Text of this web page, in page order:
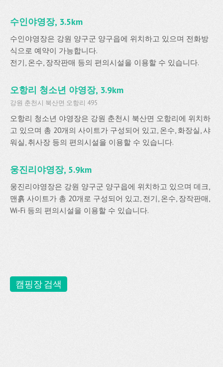
수인야영장, 3.5km
수인야영장은 강원 양구군 양구읍에 위치하고 있으며 전화방
식으로 예약이 가능합니다.
전기, 온수, 장작판매 등의 편의시설을 이용할 수 있습니다.
오항리 청소년 야영장, 3.9km
강원 춘천시 북산면 오항리 495
오항리 청소년 야영장은 강원 춘천시 북산면 오항리에 위치하
고 있으며 총 20개의 사이트가 구성되어 있고, 온수, 화장실, 샤
워실, 취사장 등의 편의시설을 이용할 수 있습니다.
웅진리야영장, 5.9km
웅진리야영장은 강원 양구군 양구읍에 위치하고 있으며 데크,
맨흙 사이트가 총 20개로 구성되어 있고, 전기, 온수, 장작판매,
Wi-Fi 등의 편의시설을 이용할 수 있습니다.
캠핑장 검색